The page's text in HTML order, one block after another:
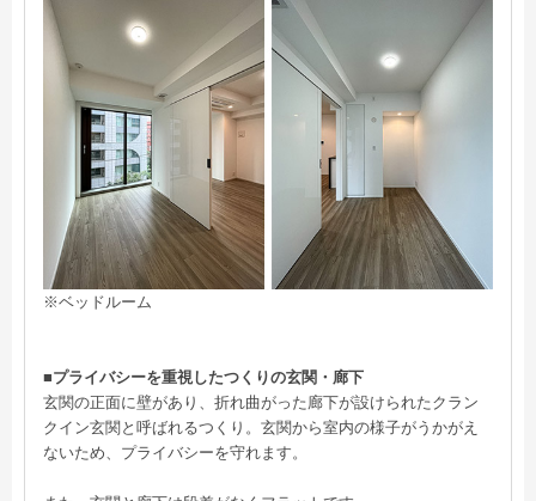
※ベッドルーム
■プライバシーを重視したつくりの玄関・廊下
玄関の正面に壁があり、折れ曲がった廊下が設けられたクラン
クイン玄関と呼ばれるつくり。玄関から室内の様子がうかがえ
ないため、プライバシーを守れます。